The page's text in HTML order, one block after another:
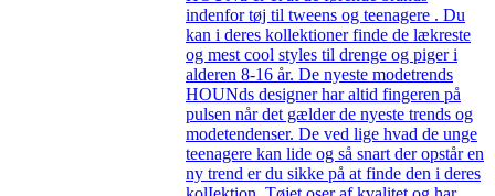
indenfor tøj til tweens og teenagere . Du
kan i deres kollektioner finde de lækreste
og mest cool styles til drenge og piger i
alderen 8-16 år. De nyeste modetrends
HOUNds designer har altid fingeren på
pulsen når det gælder de nyeste trends og
modetendenser. De ved lige hvad de unge
teenagere kan lide og så snart der opstår en
ny trend er du sikke på at finde den i deres